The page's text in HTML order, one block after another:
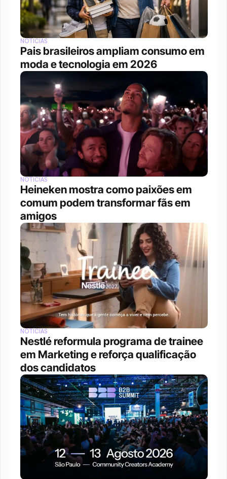
NOTÍCIAS
Pais brasileiros ampliam consumo em
moda e tecnologia em 2026
NOTÍCIAS
Heineken mostra como paixões em
comum podem transformar fãs em
amigos
NOTÍCIAS
Nestlé reformula programa de trainee
em Marketing e reforça qualificação
dos candidatos